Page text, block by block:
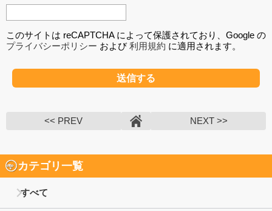
このサイトは reCAPTCHA によって保護されており、Google の
プライバシーポリシー および利用規約 に適用されます。
<< PREV NEXT >>
カテゴリ一覧
すべて